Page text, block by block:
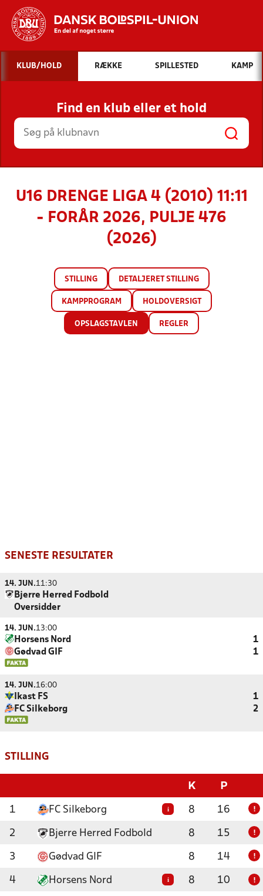
Hvad vil du søge efter?
INDHOLD OG NYHEDER
STILLINGER, RESULTATER, KLUBBER OG
HOLD
KLUB/HOLD RÆKKE SPILLESTED KAMP
Find en klub eller et hold
U16 DRENGE LIGA 4 (2010) 11:11
- FORÅR 2026, PULJE 476
(2026)
STILLING DETALJERET STILLING
KAMPPROGRAM HOLDOVERSIGT
OPSLAGSTAVLEN REGLER
SENESTE RESULTATER
14. JUN.11:30
Bjerre Herred Fodbold
Oversidder
14. JUN.13:00
Horsens Nord
1
Gødvad GIF
1
14. JUN.16:00
Ikast FS
1
FC Silkeborg
2
STILLING
K P
1 FC Silkeborg i 8 16 !
2 Bjerre Herred Fodbold 8 15 !
3 Gødvad GIF 8 14 !
4 Horsens Nord i 8 10 !